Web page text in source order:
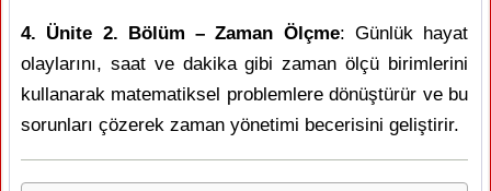
4. Ünite 2. Bölüm – Zaman Ölçme: Günlük hayat
olaylarını, saat ve dakika gibi zaman ölçü birimlerini
kullanarak matematiksel problemlere dönüştürür ve bu
sorunları çözerek zaman yönetimi becerisini geliştirir.